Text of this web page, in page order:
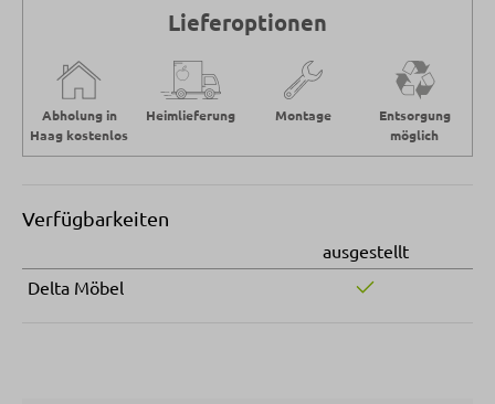
Lieferoptionen
Abholung in
Haag kostenlos
Heimlieferung Montage
Entsorgung
möglich
Verfügbarkeiten
ausgestellt
Delta Möbel